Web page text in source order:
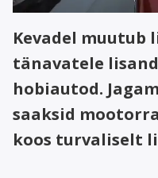
Kevadel muutub
tänavatele
hobiautod.
saaksid
koos turvaliselt